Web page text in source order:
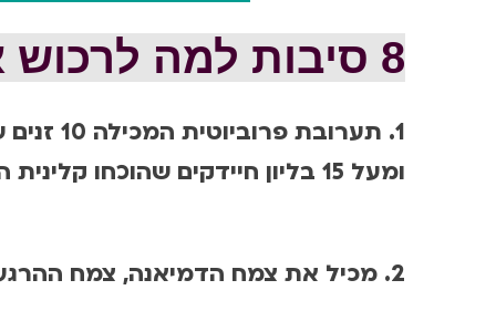
8 סיבות למה לרכוש את FLY הפרוביוטיקה של מזל כהן
1. תערובת פרוביוטית המכילה 10 זנים שונים של חיידקים פרוביוטים
ומעל 15 בליון חיידקים שהוכחו קלינית המסייעים לבעיות משקל, עיכול ובריאות
2. מכיל את צמח הדמיאנה, צמח ההרגעה, מה שעוזר לספיגה יעילה וטובה יותר של הפרוביוטיקה.